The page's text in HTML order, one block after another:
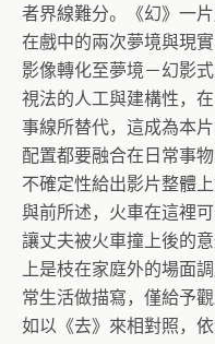
者界線難分。《幻》一
在戲中的兩次夢境與現
影像轉化至夢境－幻影
視法的人工與建構性，
事線所替代，這成為本
配置都要融合在日常事
不確定性給出影片整體
與前所述，火車在這裡
讓丈夫被火車撞上後的
上是枝在家庭外的場面
常生活做描寫，僅給予
如以《去》來相對照，